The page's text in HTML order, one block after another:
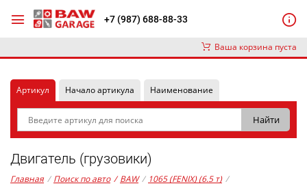
+7 (987) 688-88-33
Ваша корзина пуста
Артикул Начало артикула Наименование
Двигатель (грузовики)
Главная / Поиск по авто / BAW / 1065 (FENIX) (6.5 т) /